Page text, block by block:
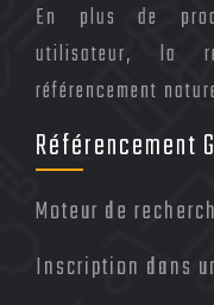
En plus de
utilisateur, la
référencement
Référencement
Moteur de
Inscription dans